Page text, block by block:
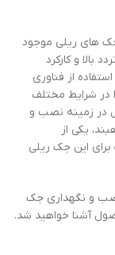
جک های ریلی موجود
بالا و کارکرد
از فناوری
در شرایط مختلف
شرکت دژآک با سابقه بیش از ۲۲ سال در زمینه نصب و
یکی از
این جک ریلی
و نگهداری جک